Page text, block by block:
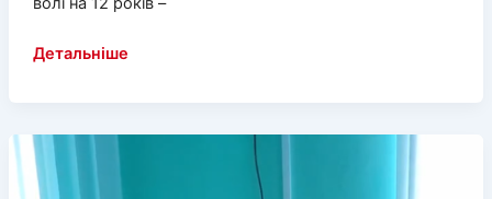
Херсонському
12
років
тюрми
Детальніше